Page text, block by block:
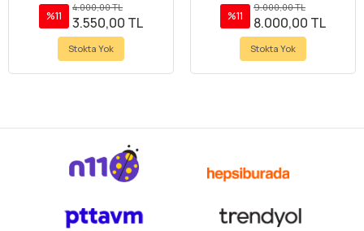
%11
4.000,00 TL
3.550,00 TL
Stokta Yok
%11
9.000,00 TL
8.000,00 TL
Stokta Yok